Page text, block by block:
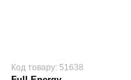
Код товару: 51638